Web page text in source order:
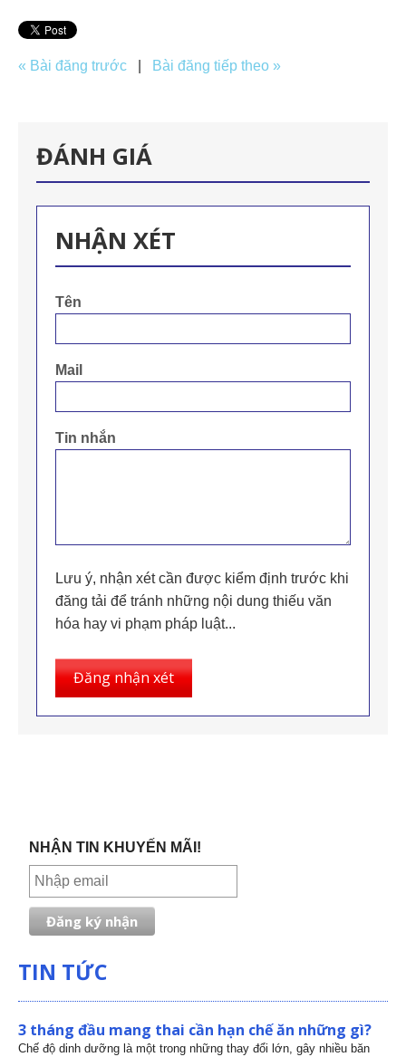
« Bài đăng trước Bài đăng tiếp theo »
ĐÁNH GIÁ
NHẬN XÉT
Tên
Mail
Tin nhắn
Lưu ý, nhận xét cần được kiểm định trước khi
đăng tải để tránh những nội dung thiếu văn
hóa hay vi phạm pháp luật...
Đăng nhận xét
NHẬN TIN KHUYẾN MÃI!
TIN TỨC
3 tháng đầu mang thai cần hạn chế ăn những gì?
Chế độ dinh dưỡng là một trong những thay đổi lớn, gây nhiều băn